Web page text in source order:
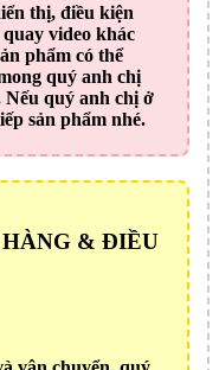
thị, điều kiện
video khác
phẩm có thể
quý anh chị
Nếu quý anh chị ở
sản phẩm nhé.
HÀNG & ĐIỀU